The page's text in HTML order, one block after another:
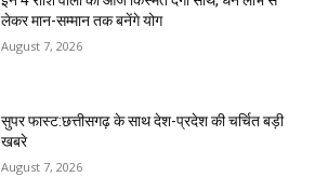
लेकर मान-सम्मान तक बनेंगे योग
August 7, 2026
सुपर फास्ट:छत्तीसगढ़ के साथ देश-प्रदेश की चर्चित बड़ी
खबरे
August 7, 2026